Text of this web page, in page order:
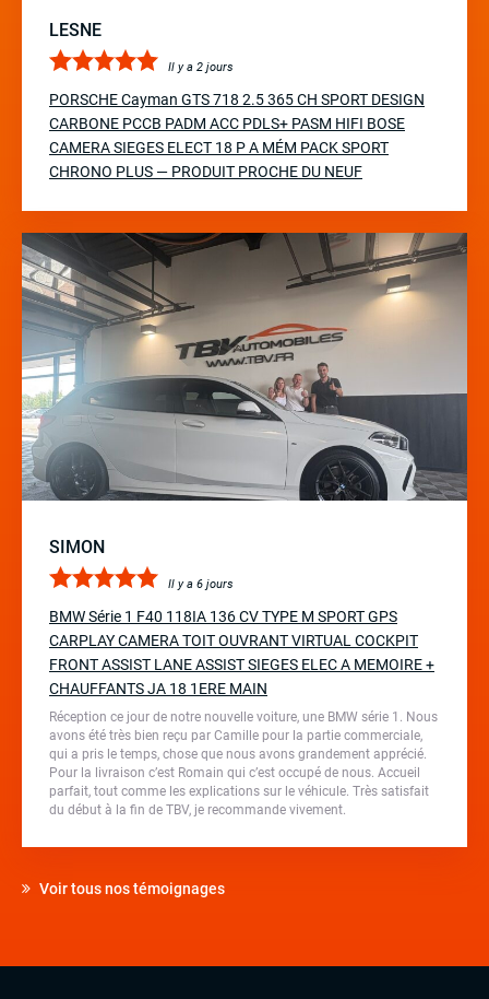
LESNE
Il y a 2 jours
PORSCHE Cayman GTS 718 2.5 365 CH SPORT DESIGN
CARBONE PCCB PADM ACC PDLS+ PASM HIFI BOSE
CAMERA SIEGES ELECT 18 P A MÉM PACK SPORT
CHRONO PLUS — PRODUIT PROCHE DU NEUF
SIMON
Il y a 6 jours
BMW Série 1 F40 118IA 136 CV TYPE M SPORT GPS
CARPLAY CAMERA TOIT OUVRANT VIRTUAL COCKPIT
FRONT ASSIST LANE ASSIST SIEGES ELEC A MEMOIRE +
CHAUFFANTS JA 18 1ERE MAIN
Réception ce jour de notre nouvelle voiture, une BMW série 1. Nous
avons été très bien reçu par Camille pour la partie commerciale,
qui a pris le temps, chose que nous avons grandement apprécié.
Pour la livraison c’est Romain qui c’est occupé de nous. Accueil
parfait, tout comme les explications sur le véhicule. Très satisfait
du début à la fin de TBV, je recommande vivement.
Voir tous nos témoignages